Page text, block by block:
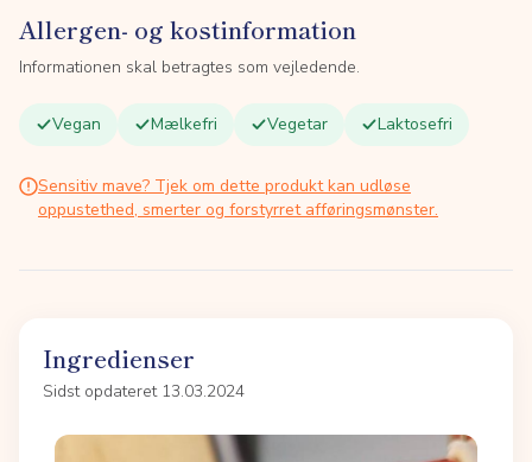
Allergen- og kostinformation
Informationen skal betragtes som vejledende.
Vegan Mælkefri Vegetar Laktosefri
Sensitiv mave? Tjek om dette produkt kan udløse
oppustethed, smerter og forstyrret afføringsmønster.
Ingredienser
Sidst opdateret 13.03.2024